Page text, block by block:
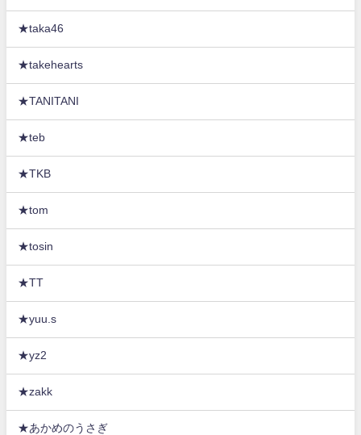
★taka46
★takehearts
★TANITANI
★teb
★TKB
★tom
★tosin
★TT
★yuu.s
★yz2
★zakk
★あかめのうさぎ